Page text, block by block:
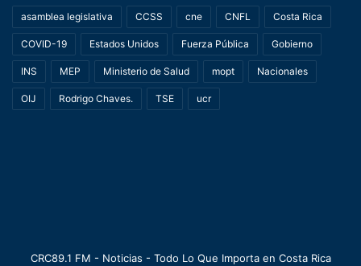
asamblea legislativa CCSS cne CNFL Costa Rica
COVID-19 Estados Unidos Fuerza Pública Gobierno
INS MEP Ministerio de Salud mopt Nacionales
OIJ Rodrigo Chaves. TSE ucr
CRC89.1 FM - Noticias - Todo Lo Que Importa en Costa Rica